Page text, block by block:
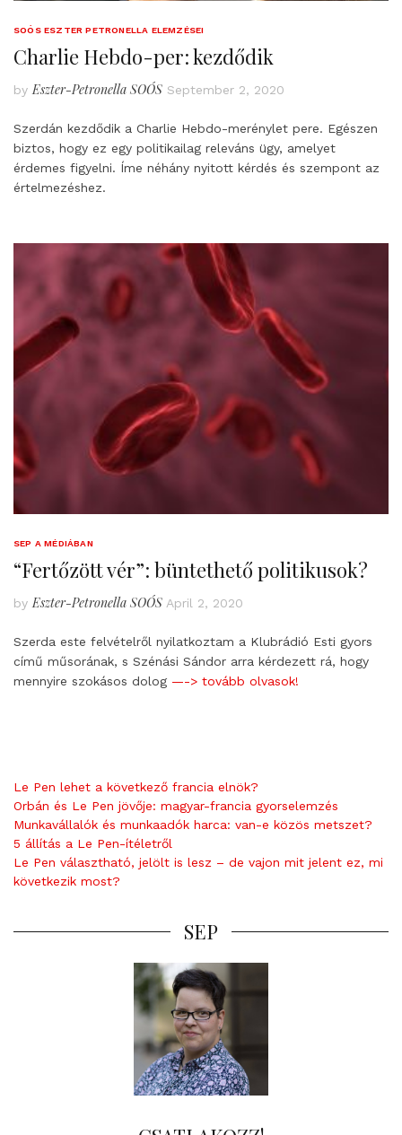
SOÓS ESZTER PETRONELLA ELEMZÉSEI
Charlie Hebdo-per: kezdődik
by Eszter-Petronella SOÓS September 2, 2020
Szerdán kezdődik a Charlie Hebdo-merénylet pere. Egészen
biztos, hogy ez egy politikailag releváns ügy, amelyet
érdemes figyelni. Íme néhány nyitott kérdés és szempont az
értelmezéshez.
SEP A MÉDIÁBAN
“Fertőzött vér”: büntethető politikusok?
by Eszter-Petronella SOÓS April 2, 2020
Szerda este felvételről nyilatkoztam a Klubrádió Esti gyors
című műsorának, s Szénási Sándor arra kérdezett rá, hogy
mennyire szokásos dolog —-> tovább olvasok!
Le Pen lehet a következő francia elnök?
Orbán és Le Pen jövője: magyar-francia gyorselemzés
Munkavállalók és munkaadók harca: van-e közös metszet?
5 állítás a Le Pen-ítéletről
Le Pen választható, jelölt is lesz – de vajon mit jelent ez, mi
következik most?
SEP